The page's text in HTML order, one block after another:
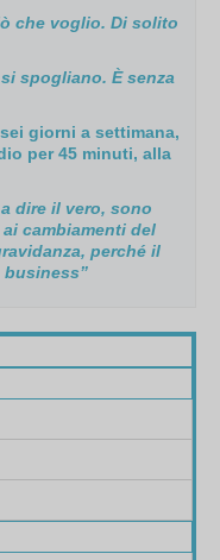
che voglio. Di solito
spogliano. È senza
giorni a settimana,
per 45 minuti, alla
dire il vero, sono
cambiamenti del
perché il
business”